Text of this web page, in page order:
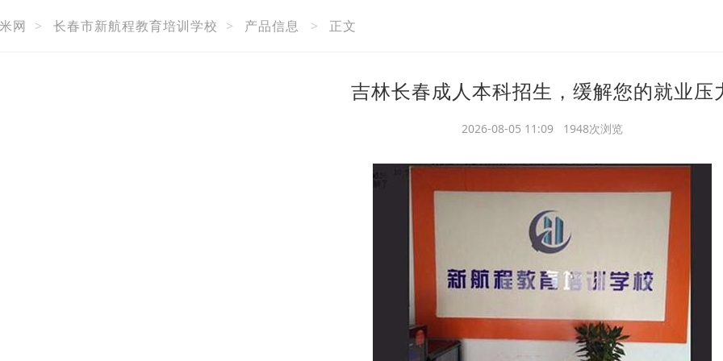
网 > 长春市新航程教育培训学校 > 产品信息 > 正文
吉林长春成人本科招生，缓解您的就业压
2026-08-05 11:09 1948次浏览